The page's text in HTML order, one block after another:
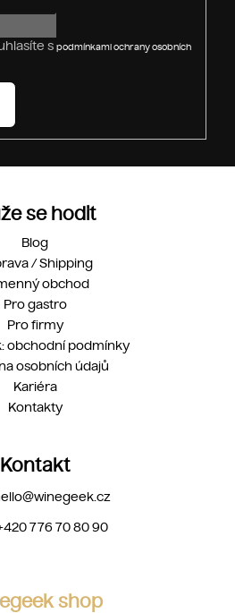
s podmínkami ochrany osobních
se hodit
Blog
/ Shipping
obchod
Pro gastro
Pro firmy
obchodní podmínky
osobních údajů
Kariéra
Kontakty
Kontakt
@winegeek.cz
776 70 80 90
shop